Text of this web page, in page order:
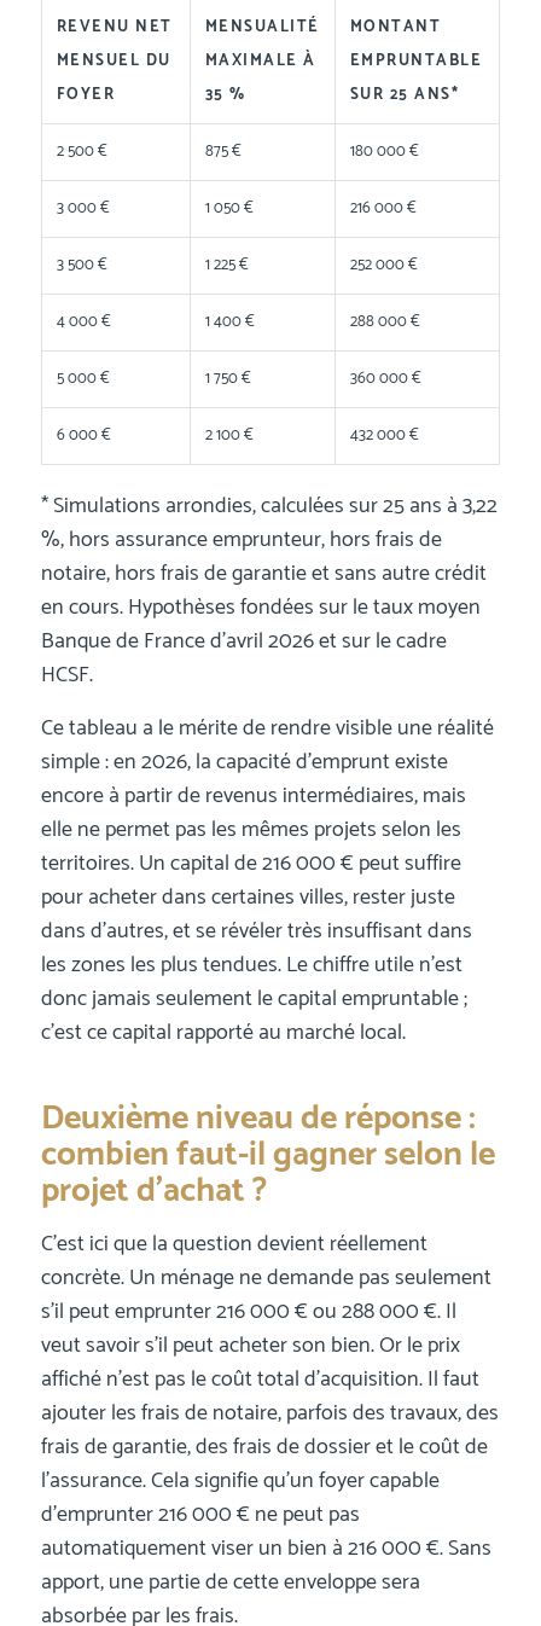
REVENU NET
MENSUEL DU
FOYER
MENSUALITÉ
MAXIMALE À
35 %
MONTANT
EMPRUNTABLE
SUR 25 ANS*
2 500 € 875 € 180 000 €
3 000 € 1 050 € 216 000 €
3 500 € 1 225 € 252 000 €
4 000 € 1 400 € 288 000 €
5 000 € 1 750 € 360 000 €
6 000 € 2 100 € 432 000 €
* Simulations arrondies, calculées sur 25 ans à 3,22
%, hors assurance emprunteur, hors frais de
notaire, hors frais de garantie et sans autre crédit
en cours. Hypothèses fondées sur le taux moyen
Banque de France d’avril 2026 et sur le cadre
HCSF.
Ce tableau a le mérite de rendre visible une réalité
simple : en 2026, la capacité d’emprunt existe
encore à partir de revenus intermédiaires, mais
elle ne permet pas les mêmes projets selon les
territoires. Un capital de 216 000 € peut suffire
pour acheter dans certaines villes, rester juste
dans d’autres, et se révéler très insuffisant dans
les zones les plus tendues. Le chiffre utile n’est
donc jamais seulement le capital empruntable ;
c’est ce capital rapporté au marché local.
Deuxième niveau de réponse :
combien faut-il gagner selon le
projet d’achat ?
C’est ici que la question devient réellement
concrète. Un ménage ne demande pas seulement
s’il peut emprunter 216 000 € ou 288 000 €. Il
veut savoir s’il peut acheter son bien. Or le prix
affiché n’est pas le coût total d’acquisition. Il faut
ajouter les frais de notaire, parfois des travaux, des
frais de garantie, des frais de dossier et le coût de
l’assurance. Cela signifie qu’un foyer capable
d’emprunter 216 000 € ne peut pas
automatiquement viser un bien à 216 000 €. Sans
apport, une partie de cette enveloppe sera
absorbée par les frais.